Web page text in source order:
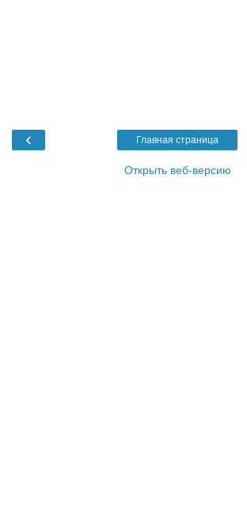
‹ Главная страница
Открыть веб-версию